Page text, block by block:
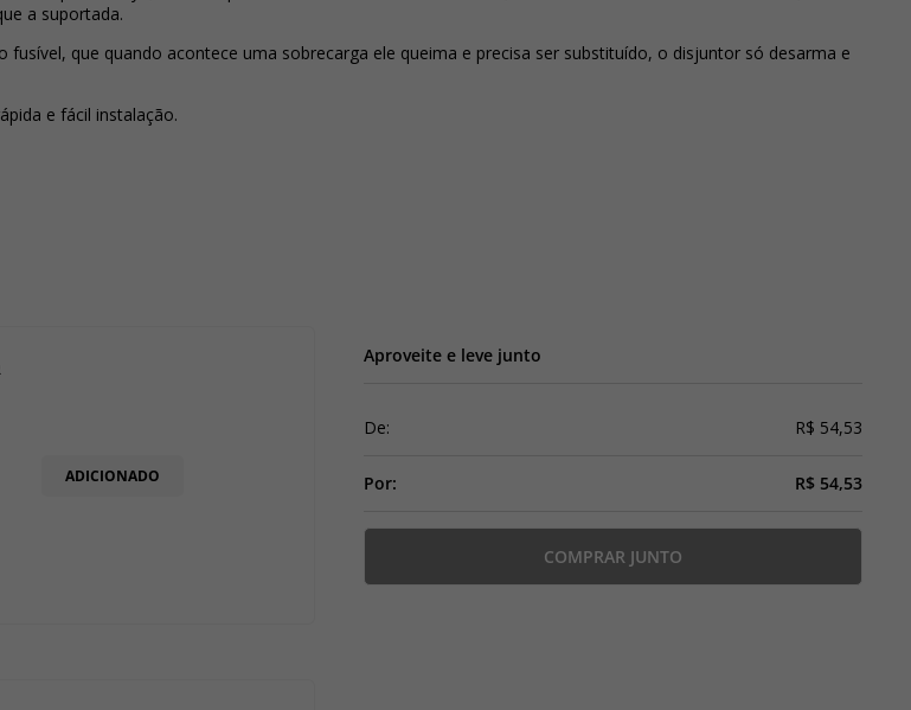
a suportada.
que quando acontece uma sobrecarga ele queima e precisa ser substituído, o disjuntor só desarma e
e fácil instalação.
ADICIONADO
Aproveite e leve junto
De: R$ 54,53
Por: R$ 54,53
COMPRAR JUNTO